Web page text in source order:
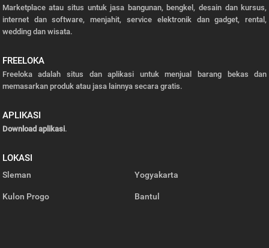
Marketplace atau situs untuk jasa bangunan, bengkel, desain dan kursus,
internet dan software, menjahit, service elektronik dan gadget, rental,
wedding dan wisata.
FREELOKA
Freeloka adalah situs dan aplikasi untuk menjual barang bekas dan
memasarkan produk atau jasa lainnya secara gratis.
APLIKASI
Download aplikasi.
LOKASI
Sleman Yogyakarta
Kulon Progo Bantul